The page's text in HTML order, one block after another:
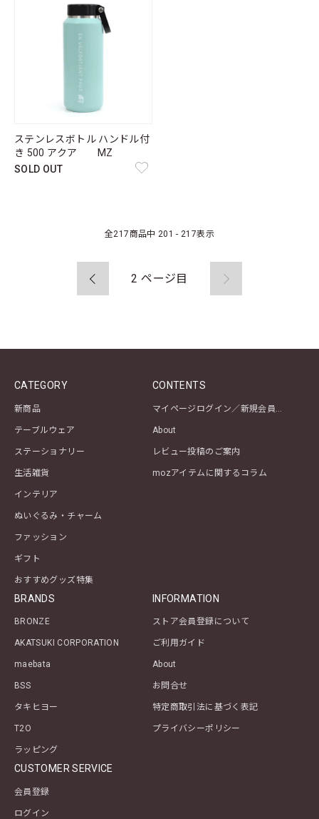
ステンレスボトル ハンドル付
き 500 アクア MZ
SOLD OUT
全217商品中 201 - 217表示
2ページ目
CATEGORY
新商品
テーブルウェア
ステーショナリー
生活雑貨
インテリア
ぬいぐるみ・チャーム
ファッション
ギフト
おすすめグッズ特集
CONTENTS
About
レビュー投稿のご案内
mozアイテムに関するコラム
BRANDS
BRONZE
AKATSUKI CORPORATION
maebata
BSS
タキヒヨー
T2O
ラッピング
INFORMATION
ストア会員登録について
ご利用ガイド
About
お問合せ
特定商取引法に基づく表記
プライバシーポリシー
CUSTOMER SERVICE
会員登録
ログイン